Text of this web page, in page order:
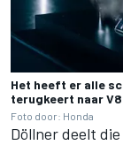
Het heeft er alle
terugkeert naar
Foto door: Honda
Döllner deelt